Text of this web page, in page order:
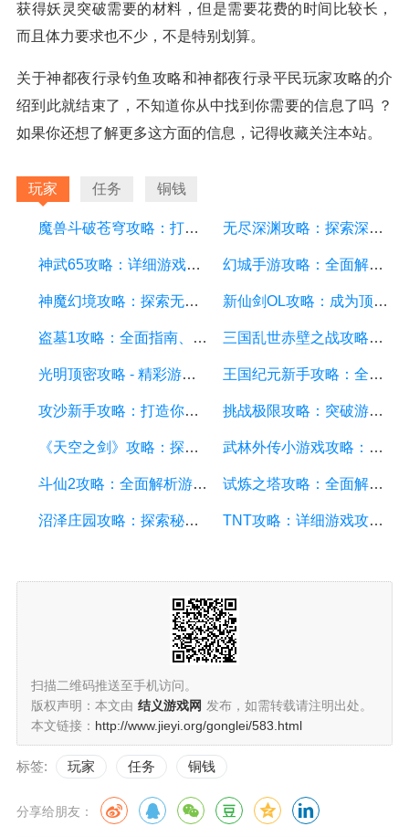
获得妖灵突破需要的材料，但是需要花费的时间比较长，
而且体力要求也不少，不是特别划算。
关于神都夜行录钓鱼攻略和神都夜行录平民玩家攻略的介
绍到此就结束了，不知道你从中找到你需要的信息了吗 ？
如果你还想了解更多这方面的信息，记得收藏关注本站。
玩家 任务 铜钱
魔兽斗破苍穹攻略：打造最强战队、掌握绝世神技 无尽深渊攻略：探索深渊的秘密，成为最强战士
神武65攻略：详细游戏攻略方面的描述 幻城手游攻略：全面解析游戏技巧、装备选择和副本攻略
神魔幻境攻略：探索无尽的魔幻世界，成为顶尖玩家 新仙剑OL攻略：成为顶级仙侠大侠的秘诀与技巧
盗墓1攻略：全面指南、秘籍和技巧 三国乱世赤壁之战攻略：详细游戏攻略方面的描述
光明顶密攻略 - 精彩游戏攻略分享，助你征服光明顶的挑战 王国纪元新手攻略：全面解析游戏基础、升级策略和资源管理
攻沙新手攻略：打造你的战争帝国，征服沙漠世界 挑战极限攻略：突破游戏难关的终极指南
《天空之剑》攻略：探索天空的冒险之旅 武林外传小游戏攻略：全面解析游戏技巧、角色选择和剧情推进
斗仙2攻略：全面解析游戏技巧、副本攻略、装备养成和战斗策略 试炼之塔攻略：全面解析游戏技巧与策略，帮你征服每一层塔
沼泽庄园攻略：探索秘密、击败怪物、解谜全指南 TNT攻略：详细游戏攻略方面的描述
扫描二维码推送至手机访问。
版权声明：本文由 结义游戏网 发布，如需转载请注明出处。
本文链接： http://www.jieyi.org/gonglei/583.html
标签: 玩家 任务 铜钱
分享给朋友：